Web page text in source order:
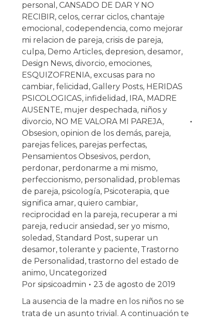
personal , CANSADO DE DAR Y NO
RECIBIR, celos, cerrar ciclos, chantaje
emocional , codependencia, como mejorar
mi relacion de pareja, crisis de pareja,
culpa, Demo Articles, depresion, desamor,
Design News, divorcio, emociones,
ESQUIZOFRENIA, excusas para no
cambiar, felicidad , Gallery Posts, HERIDAS
PSICOLOGICAS, infidelidad , IRA, MADRE
AUSENTE, mujer despechada, niños y
divorcio, NO ME VALORA MI PAREJA,
Obsesion, opinion de los demás, pareja,
parejas felices, parejas perfectas,
Pensamientos Obsesivos, perdon,
perdonar, perdonarme a mi mismo,
perfeccionismo, personalidad , problemas
de pareja, psicología, Psicoterapia, que
significa amar, quiero cambiar,
reciprocidad en la pareja, recuperar a mi
pareja, reducir ansiedad , ser yo mismo,
soledad , Standard Post, superar un
desamor, tolerante y paciente, Trastorno
de Personalidad , trastorno del estado de
animo, Uncategorized
Por sipsicoadmin
23 de agosto de 2019
La ausencia de la madre en los niños no se
trata de un asunto trivial. A continuación te